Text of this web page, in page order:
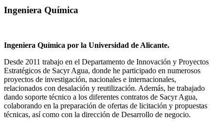
Ingeniera Química
Ingeniera Química por la Universidad de Alicante.
Desde 2011 trabajo en el Departamento de Innovación y Proyectos
Estratégicos de Sacyr Agua, donde he participado en numerosos
proyectos de investigación, nacionales e internacionales,
relacionados con desalación y reutilización. Además, he trabajado
dando soporte técnico a los diferentes contratos de Sacyr Agua,
colaborando en la preparación de ofertas de licitación y propuestas
técnicas, así como con la dirección de Desarrollo de negocio.